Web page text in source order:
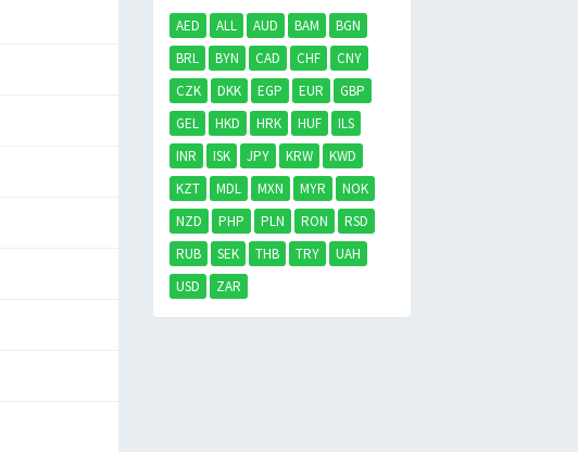
AED ALL AUD BAM
BGN
BRL
BYN CAD CHF
CNY
CZK
DKK EGP EUR
GBP
GEL
HKD HRK HUF
ILS
INR
ISK JPY KRW
KWD
KZT
MDL MXN MYR
NOK
NZD
PHP PLN RON
RSD
RUB
SEK THB TRY
UAH
USD
ZAR